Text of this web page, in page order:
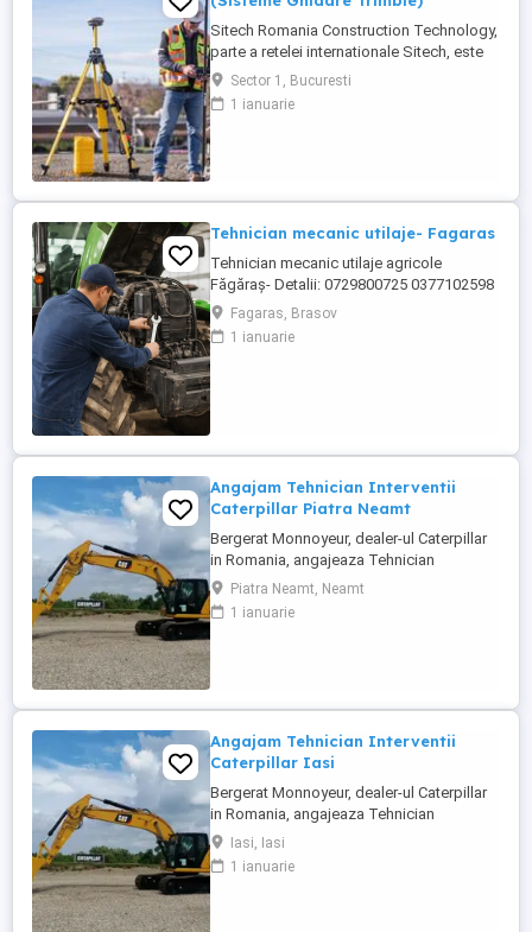
Sitech Romania Construction Technology,
parte a retelei internationale Sitech, este
unicul dealer Trimble pentru sisteme de
ghidare automata a utilajelor de
constructii si topografie de santier, pe
Sector 1, Bucuresti
1 ianuarie
Tehnician mecanic utilaje- Fagaras
Tehnician mecanic utilaje agricole
Făgăraș- Detalii: 0729800725 0377102598
Locație: Făgăraș, județul Brașov Program:
Luni Vineri, 08:00 17:00 Despre rol Căutăm
un tehnician pentru utilaje agricole,
Fagaras, Brasov
1 ianuarie
Angajam Tehnician Interventii
Caterpillar Piatra Neamt
Bergerat Monnoyeur, dealer-ul Caterpillar
in Romania, angajeaza Tehnician
Electromecanic pentru interventii pe teren.
Pozitiile sunt cadrul diviziei de utilaje
Caterpillar. Zona pentru care recrutam este
Piatra Neamt, Neamt
1 ianuarie
Angajam Tehnician Interventii
Caterpillar Iasi
Bergerat Monnoyeur, dealer-ul Caterpillar
in Romania, angajeaza Tehnician
Electromecanic pentru interventii pe teren.
Pozitiile sunt cadrul diviziei de utilaje
Caterpillar sau in cadrul diviziei de
Iasi, Iasi
1 ianuarie